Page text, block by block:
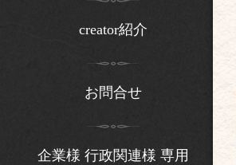
creator紹介
お問合せ
企業様 行政関連様 専用